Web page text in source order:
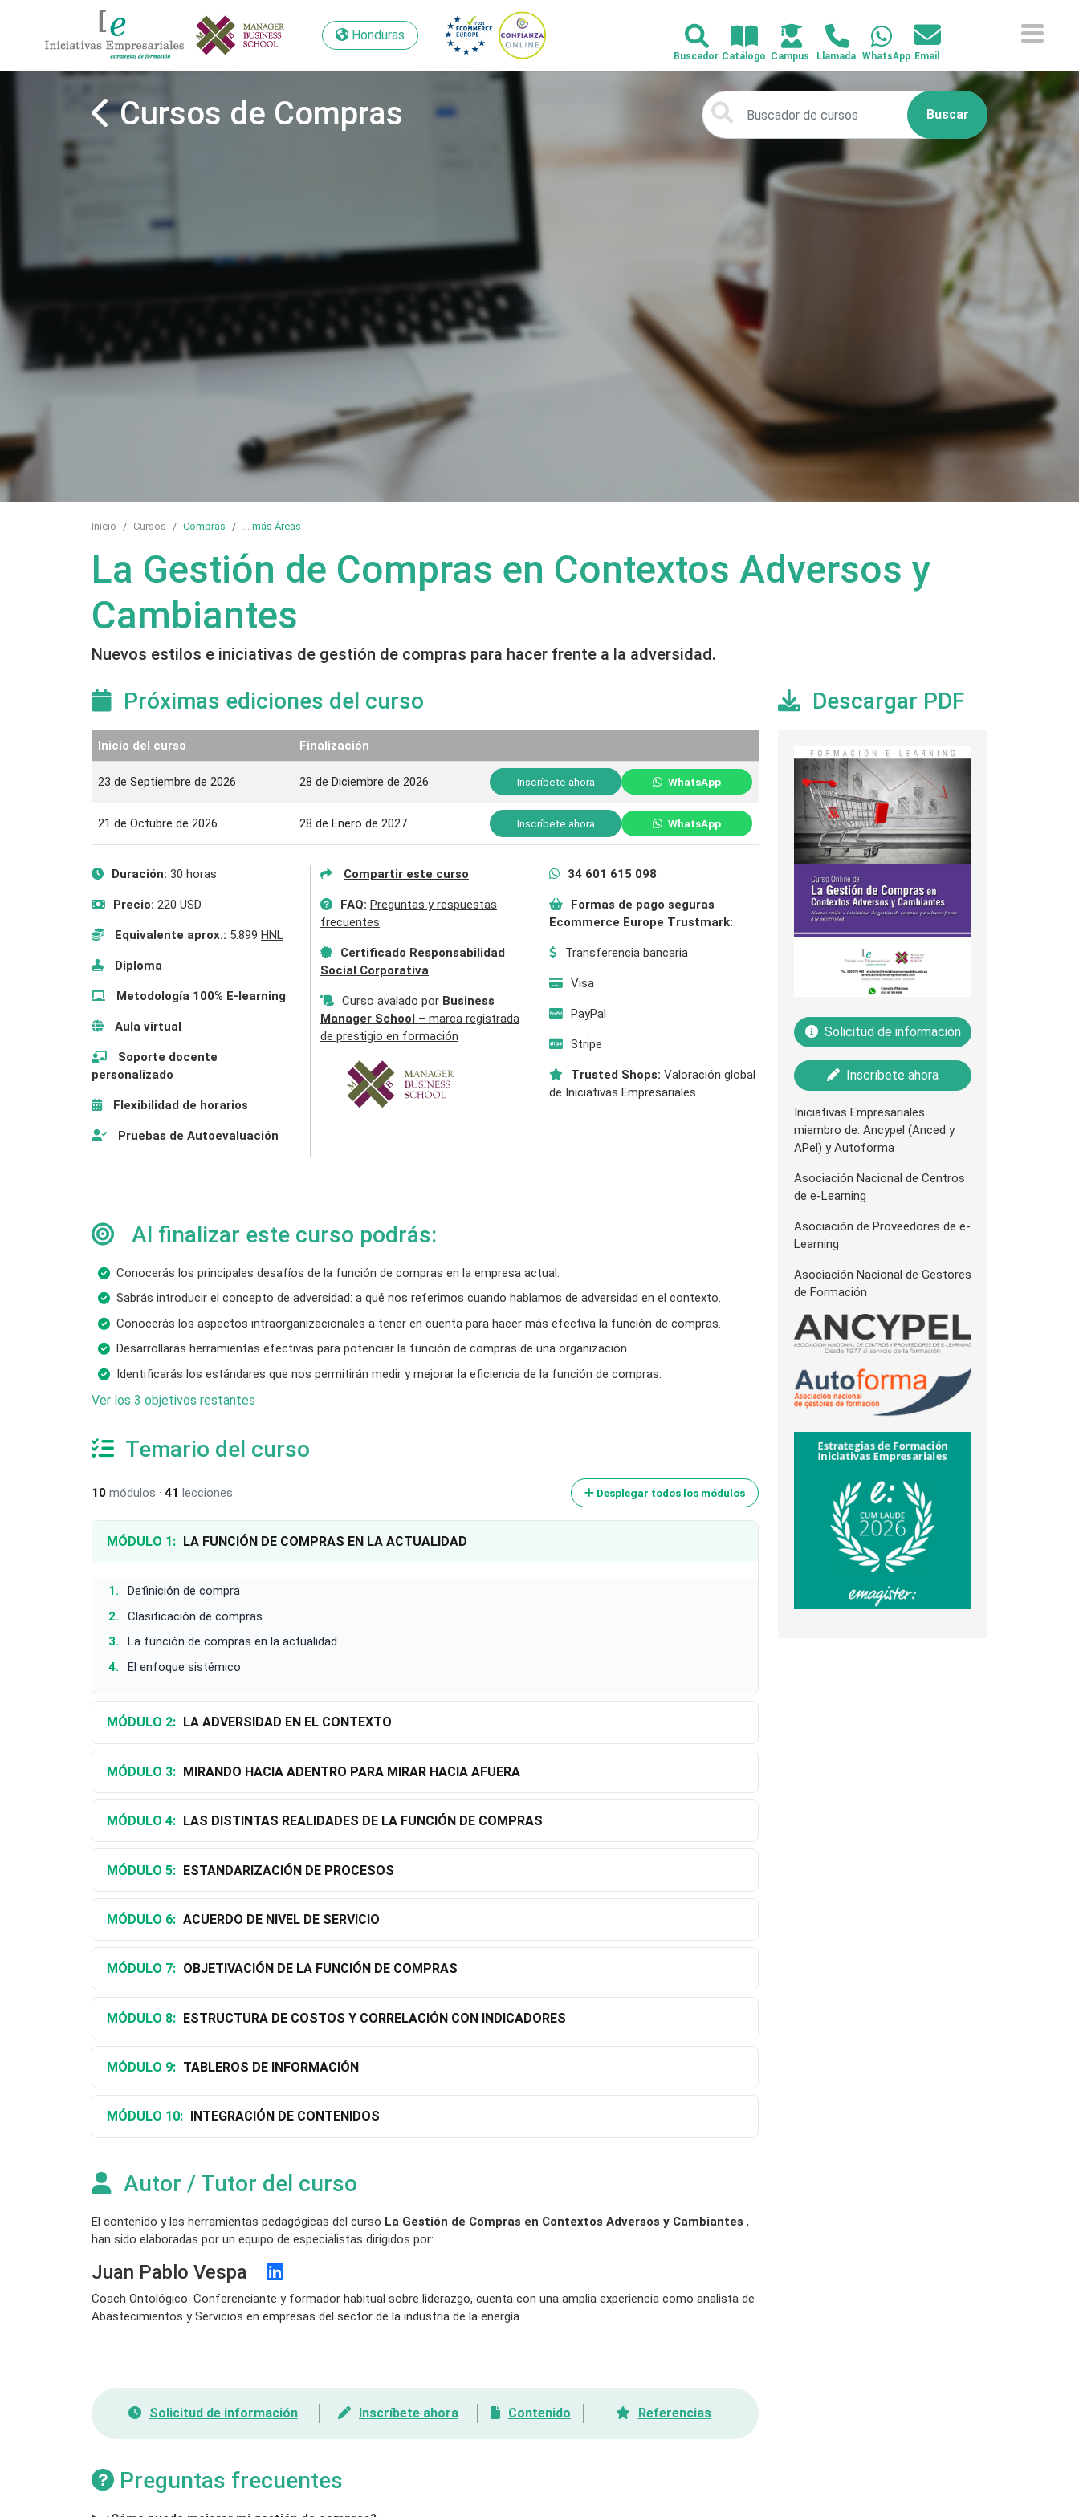
Honduras
Honduras
Cursos de Compras Buscar
Inicio Cursos Compras más Áreas
La Gestión de Compras en Contextos Adversos y
Cambiantes
Nuevos estilos e iniciativas de gestión de compras para hacer frente a la adversidad.
Próximas ediciones del curso
Inicio del curso Finalización
23 de Septiembre de 2026 28 de Diciembre de 2026 Inscríbete ahora WhatsApp
21 de Octubre de 2026 28 de Enero de 2027 Inscríbete ahora WhatsApp
Duración: 30 horas
Precio: 220 USD
Equivalente aprox.: 5.899 HNL
Diploma
Metodología 100% E-learning
Aula virtual
Soporte docente
personalizado
Flexibilidad de horarios
Pruebas de Autoevaluación
Compartir este curso
FAQ: Preguntas y respuestas
frecuentes
Certificado Responsabilidad
Social Corporativa
Curso avalado por Business
Manager School – marca registrada
de prestigio en formación
34 601 615 098
Formas de pago seguras
Ecommerce Europe Trustmark:
Transferencia bancaria
Visa
PayPal
Stripe
Trusted Shops: Valoración global
de Iniciativas Empresariales
Al finalizar este curso podrás:
Conocerás los principales desafíos de la función de compras en la empresa actual.
Sabrás introducir el concepto de adversidad: a qué nos referimos cuando hablamos de adversidad en el contexto.
Conocerás los aspectos intraorganizacionales a tener en cuenta para hacer más efectiva la función de compras.
Desarrollarás herramientas efectivas para potenciar la función de compras de una organización.
Identificarás los estándares que nos permitirán medir y mejorar la eficiencia de la función de compras.
Ver los 3 objetivos restantes
Temario del curso
10 módulos · 41 lecciones Desplegar todos los módulos
MÓDULO 1: LA FUNCIÓN DE COMPRAS EN LA ACTUALIDAD
Definición de compra
Clasificación de compras
La función de compras en la actualidad
El enfoque sistémico
MÓDULO 2: LA ADVERSIDAD EN EL CONTEXTO
MÓDULO 3: MIRANDO HACIA ADENTRO PARA MIRAR HACIA AFUERA
MÓDULO 4: LAS DISTINTAS REALIDADES DE LA FUNCIÓN DE COMPRAS
MÓDULO 5: ESTANDARIZACIÓN DE PROCESOS
MÓDULO 6: ACUERDO DE NIVEL DE SERVICIO
MÓDULO 7: OBJETIVACIÓN DE LA FUNCIÓN DE COMPRAS
MÓDULO 8: ESTRUCTURA DE COSTOS Y CORRELACIÓN CON INDICADORES
MÓDULO 9: TABLEROS DE INFORMACIÓN
MÓDULO 10: INTEGRACIÓN DE CONTENIDOS
Autor / Tutor del curso
El contenido y las herramientas pedagógicas del curso La Gestión de Compras en Contextos Adversos y Cambiantes ,
han sido elaboradas por un equipo de especialistas dirigidos por:
Juan Pablo Vespa
Coach Ontológico. Conferenciante y formador habitual sobre liderazgo, cuenta con una amplia experiencia como analista de
Abastecimientos y Servicios en empresas del sector de la industria de la energía.
Solicitud de información Inscríbete ahora Contenido Referencias
Descargar PDF
Solicitud de información
Inscríbete ahora
Iniciativas Empresariales
miembro de: Ancypel (Anced y
APel) y Autoforma
Asociación Nacional de Centros
de e-Learning
Asociación de Proveedores de e-
Learning
Asociación Nacional de Gestores
de Formación
Preguntas frecuentes